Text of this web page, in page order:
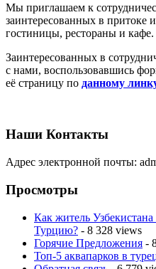
Мы приглашаем к
заинтересованных в притоке
гостиницы, рестораны и кафе.
Заинтересованных в
с нами, воспользовавшись
её страницу по данному
Наши Контакты
Адрес электронной почты:
Просмотры
Как житель
Турцию? - 8 328 views
Горячие Предложения -
Топ-5 аквапарков в